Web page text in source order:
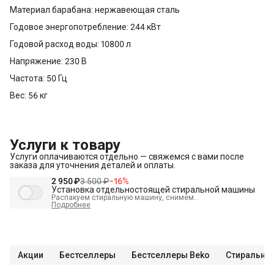
Материал барабана: нержавеющая сталь
Годовое энергопотребление: 244 кВт
Годовой расход воды: 10800 л
Напряжение: 230 В
Частота: 50 Гц
Вес: 56 кг
Услуги к товару
Услуги оплачиваются отдельно — свяжемся с вами после
заказа для уточнения деталей и оплаты.
2 950 ₽3 500 ₽−16%
Установка отдельностоящей стиральной машины
Распакуем стиральную машину, снимем
транспортировочные болты, выставим по уровню и
подключим к электрике, водоснабжению и канализации
Проверка работоспособности
Подробнее
Акции Бестселлеры Бестселлеры Beko